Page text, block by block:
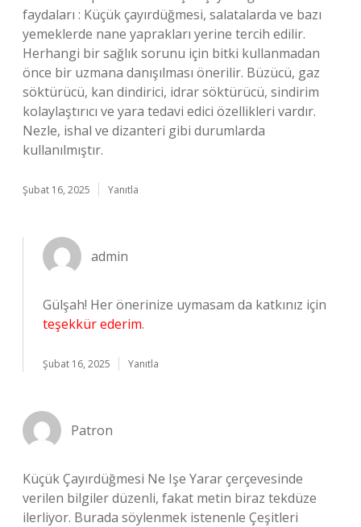
faydaları : Küçük çayırdüğmesi, salatalarda ve bazı
yemeklerde nane yaprakları yerine tercih edilir.
Herhangi bir sağlık sorunu için bitki kullanmadan
önce bir uzmana danışılması önerilir. Büzücü, gaz
söktürücü, kan dindirici, idrar söktürücü, sindirim
kolaylaştırıcı ve yara tedavi edici özellikleri vardır.
Nezle, ishal ve dizanteri gibi durumlarda
kullanılmıştır.
Şubat 16, 2025 Yanıtla
admin
Gülşah! Her önerinize uymasam da katkınız için
teşekkür ederim.
Şubat 16, 2025 Yanıtla
Patron
Küçük Çayırdüğmesi Ne Işe Yarar çerçevesinde
verilen bilgiler düzenli, fakat metin biraz tekdüze
ilerliyor. Burada söylenmek istenenle Çeşitleri